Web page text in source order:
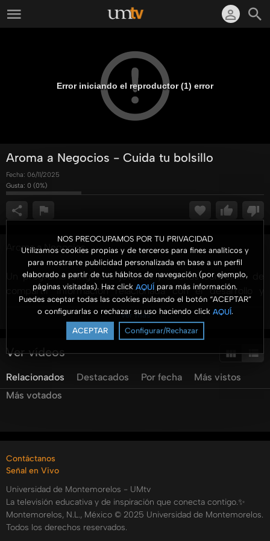
NOS PREOCUPAMOS POR TU PRIVACIDAD
Utilizamos cookies propias y de terceros para fines analíticos y
para mostrarte publicidad personalizada en base a un perfil
elaborado a partir de tus hábitos de navegación (por ejemplo,
páginas visitadas). Haz click AQUÍ para más información.
Puedes aceptar todas las cookies pulsando el botón “ACEPTAR”
o configurarlas o rechazar su uso haciendo click AQUÍ.
ACEPTAR Configurar/Rechazar
Error iniciando el reproductor (1) error
Aroma a Negocios - Cuida tu bolsillo
Fecha: 06/11/2025
Gusta: 0 (0%)
Aroma a Negocios
Un programa dirigido a jóvenes y adultos con el fin de
compartir información relacionada con el desarrollo y
gestión de los negocios. Se presenta información
profesional con un enfoque práctico y para ser aterrizado
en las organizaciones.
@unimontemorelos @pulsoum @umradioo
Categorías:
Ver más
Ver vídeos
Relacionados Destacados Por fecha
Más vistos
Más votados
Contáctanos
Señal en Vivo
Universidad de Montemorelos - UMtv
La televisión educativa y de inspiración que conecta contigo.✨
Montemorelos, N.L., México © 2025 Universidad de Montemorelos.
Todos los derechos reservados.